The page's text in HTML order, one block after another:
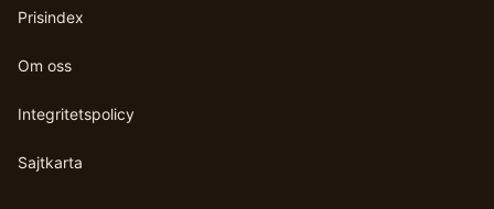
Prisindex
Om oss
Integritetspolicy
Sajtkarta